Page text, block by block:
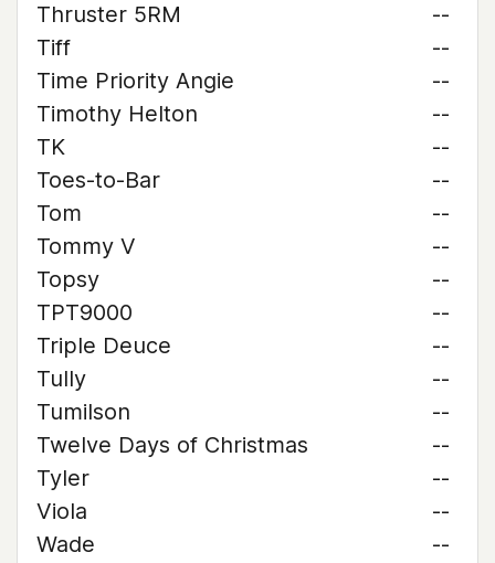
Thruster 5RM
--
Tiff
--
Time Priority Angie
--
Timothy Helton
--
TK
--
Toes-to-Bar
--
Tom
--
Tommy V
--
Topsy
--
TPT9000
--
Triple Deuce
--
Tully
--
Tumilson
--
Twelve Days of Christmas
--
Tyler
--
Viola
--
Wade
--